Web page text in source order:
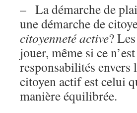
– La démarche de
une démarche de
citoyenneté active?
jouer, même si ce
responsabilités envers
citoyen actif est celui
manière équilibrée.